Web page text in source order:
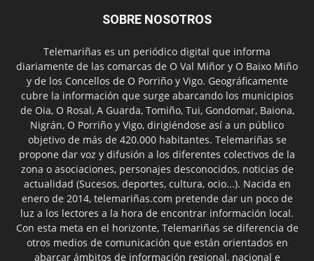
SOBRE NOSOTROS
Telemariñas es un periódico digital que informa
diariamente de las comarcas de O Val Miñor y O Baixo Miño
y de los Concellos de O Porriño y Vigo. Geográficamente
cubre la información que surge abarcando los municipios
de Oia, O Rosal, A Guarda, Tomiño, Tui, Gondomar, Baiona,
Nigrán, O Porriño y Vigo, dirigiéndose así a un público
objetivo de más de 420.000 habitantes. Telemariñas se
propone dar voz y difusión a los diferentes colectivos de la
zona o asociaciones, personajes desconocidos, noticias de
actualidad (Sucesos, deportes, cultura, ocio...). Nacida en
enero de 2014, telemariñas.com pretende dar un poco de
luz a los lectores a la hora de encontrar información local.
Con esta meta en el horizonte, Telemariñas se diferencia de
otros medios de comunicación que están orientados en
abarcar ámbitos de información regional, nacional e